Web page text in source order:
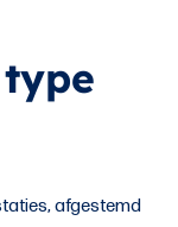
afgestemd